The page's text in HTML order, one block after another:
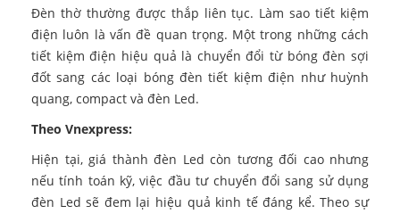
Đèn thờ thường được thắp liên tục. Làm sao tiết kiệm
điện luôn là vấn đề quan trọng. Một trong những cách
tiết kiệm điện hiệu quả là chuyển đổi từ bóng đèn sợi
đốt sang các loại bóng đèn tiết kiệm điện như huỳnh
quang, compact và đèn Led.
Theo Vnexpress:
Hiện tại, giá thành đèn Led còn tương đối cao nhưng
nếu tính toán kỹ, việc đầu tư chuyển đổi sang sử dụng
đèn Led sẽ đem lại hiệu quả kinh tế đáng kể. Theo sự